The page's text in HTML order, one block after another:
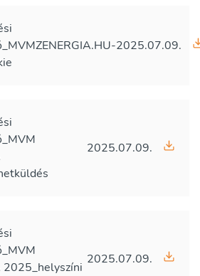
2025.07.09.
2025.07.09.
2025_helyszíni
2025.07.09.